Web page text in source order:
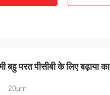
बहु परत पीसीबी के लिए बढ़ाया
20μm